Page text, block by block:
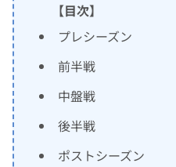
【目次】
プレシーズン
前半戦
中盤戦
後半戦
ポストシーズン